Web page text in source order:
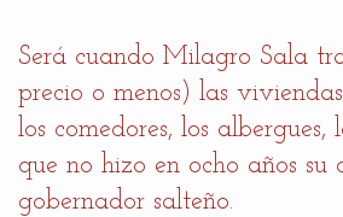
Será cuando Milagro Sala
precio o menos) las
los comedores, los
que no hizo en ocho años su
gobernador salteño.